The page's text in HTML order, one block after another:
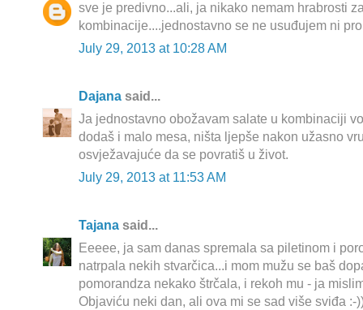
sve je predivno...ali, ja nikako nemam hrabrosti
kombinacije....jednostavno se ne usuđujem ni
July 29, 2013 at 10:28 AM
Dajana said...
Ja jednostavno obožavam salate u kombinaciji
dodaš i malo mesa, ništa ljepše nakon užasno
osvježavajuće da se povratiš u život.
July 29, 2013 at 11:53 AM
Tajana said...
Eeeee, ja sam danas spremala sa piletinom i
natrpala nekih stvarčica...i mom mužu se baš
pomorandza nekako štrčala, i rekoh mu - ja
Objaviću neki dan, ali ova mi se sad više sviđa :-